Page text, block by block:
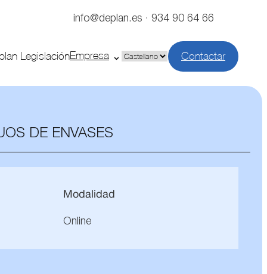
info@deplan.es · 934 90 64 66
LegislaciónEmpresa
Elegir
idioma
Contactar
DE ENVASES
Modalidad
Online